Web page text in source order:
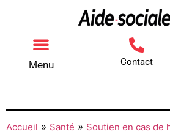
Menu Contact
Accueil » Santé » Soutien en cas de